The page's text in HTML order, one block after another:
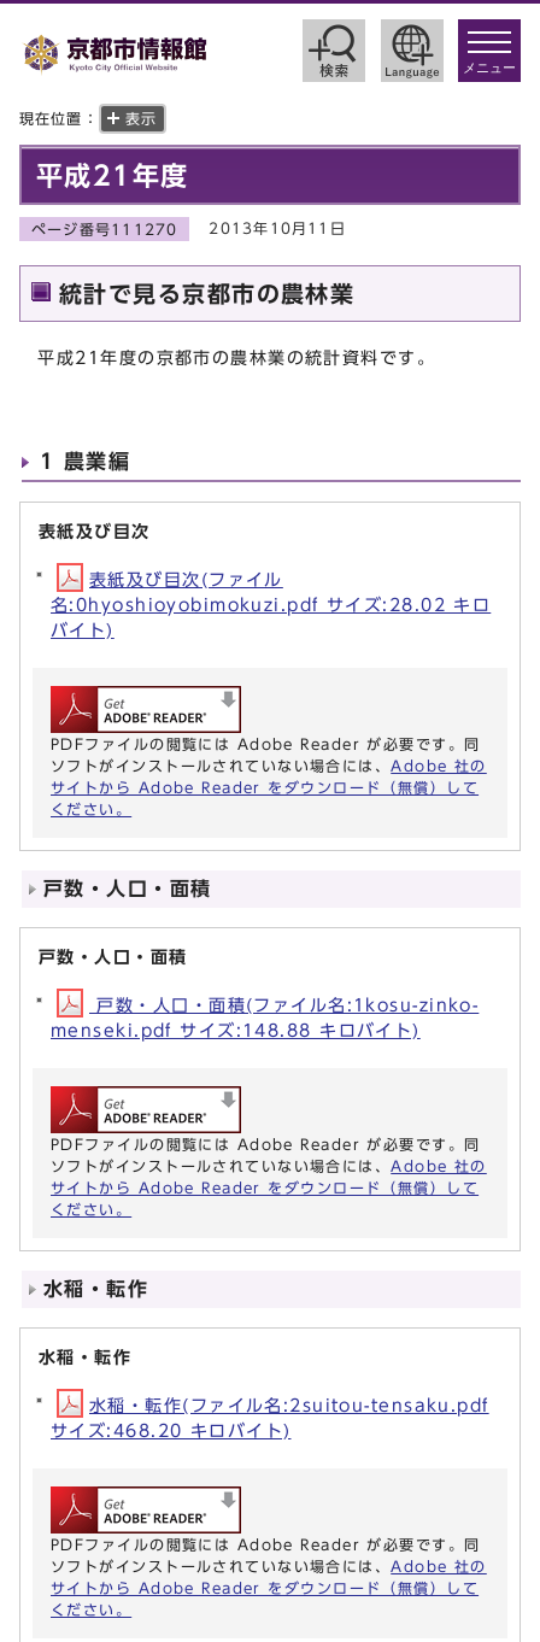
toggle
メニュー
現在位置： 表示
平成21年度
ページ番号111270 2013年10月11日
統計で見る京都市の農林業
平成21年度の京都市の農林業の統計資料です。
1 農業編
表紙及び目次
表紙及び目次(ファイル
名:0hyoshioyobimokuzi.pdf サイズ:28.02 キロ
バイト)
PDFファイルの閲覧には Adobe Reader が必要です。同
ソフトがインストールされていない場合には、 Adobe 社の
サイトから Adobe Reader をダウンロード（無償）して
ください。
戸数・人口・面積
戸数・人口・面積
戸数・人口・面積(ファイル名:1kosu-zinko-
menseki.pdf サイズ:148.88 キロバイト)
PDFファイルの閲覧には Adobe Reader が必要です。同
ソフトがインストールされていない場合には、 Adobe 社の
サイトから Adobe Reader をダウンロード（無償）して
ください。
水稲・転作
水稲・転作
水稲・転作(ファイル名:2suitou-tensaku.pdf
サイズ:468.20 キロバイト)
PDFファイルの閲覧には Adobe Reader が必要です。同
ソフトがインストールされていない場合には、 Adobe 社の
サイトから Adobe Reader をダウンロード（無償）して
ください。